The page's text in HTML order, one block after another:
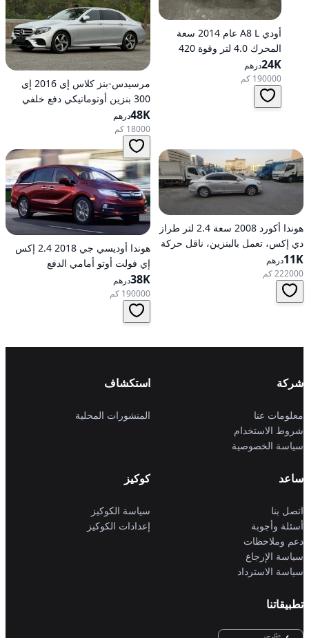
أودي A8 L عام 2014 سعة
المحرك 4.0 لتر وقوة 420
حصانًا، تعمل بالبنزين، ناقل
حركة أوتوماتيكي، دفع كلي
للعجلات
24Kدرهم
190000 كم
مرسيدس-بنز كلاس إي 2016 إي
300 بنزين أوتوماتيكي دفع خلفي
48Kدرهم
18000 كم
هوندا أكورد 2008 سعة 2.4 لتر طراز
دي إكس، تعمل بالبنزين، ناقل حركة
أوتوماتيكي، دفع أمامي
11Kدرهم
222000 كم
هوندا أوديسي جي 2018 2.4 إكس
إي فولت أوتو أمامي الدفع
38Kدرهم
190000 كم
شركة
معلومات عنا
شروط الاستخدام
سياسة الخصوصية
استكشاف
المنشورات المحلية
ساعد
اتصل بنا
أسئلة وأجوبة
دعم وملاحظات
سياسة الإرجاع
سياسة الاسترداد
كوكيز
سياسة الكوكيز
إعدادات الكوكيز
تطبيقاتنا
حمِّل من